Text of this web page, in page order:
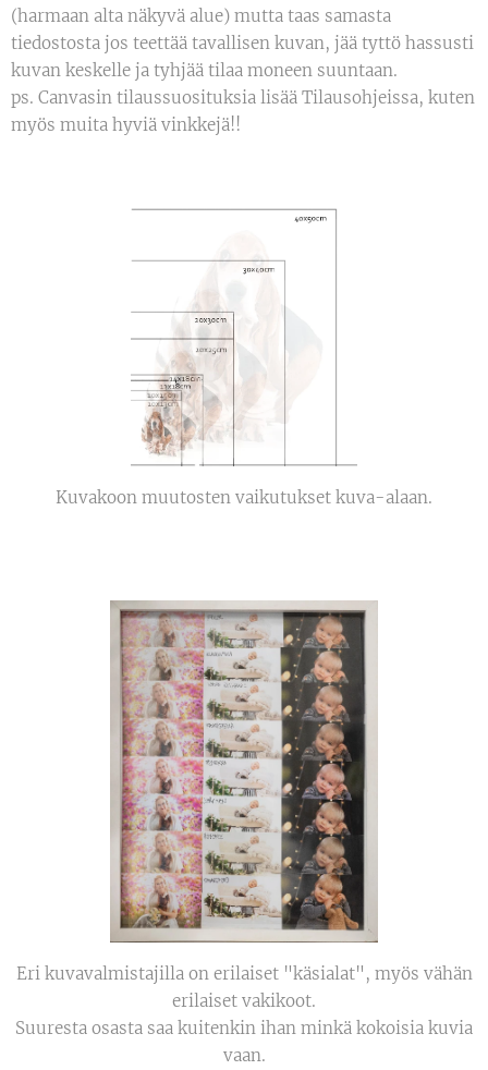
(harmaan alta näkyvä alue) mutta taas samasta
tiedostosta jos teettää tavallisen kuvan, jää tyttö hassusti
kuvan keskelle ja tyhjää tilaa moneen suuntaan.
ps. Canvasin tilaussuosituksia lisää Tilausohjeissa, kuten
myös muita hyviä vinkkejä!!
Kuvakoon muutosten vaikutukset kuva-alaan.
Eri kuvavalmistajilla on erilaiset "käsialat", myös vähän
erilaiset vakikoot.
Suuresta osasta saa kuitenkin ihan minkä kokoisia kuvia
vaan.